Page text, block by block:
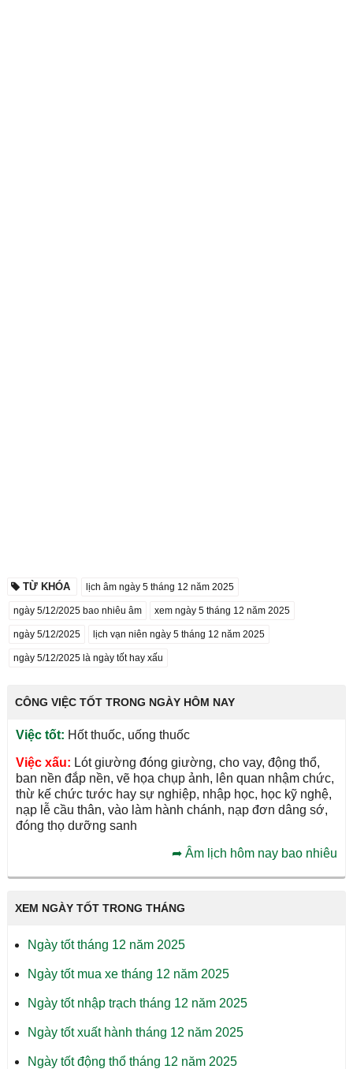
TỪ KHÓA lịch âm ngày 5 tháng 12 năm 2025
ngày 5/12/2025 bao nhiêu âm xem ngày 5 tháng 12 năm 2025
ngày 5/12/2025 lịch vạn niên ngày 5 tháng 12 năm 2025
ngày 5/12/2025 là ngày tốt hay xấu
CÔNG VIỆC TỐT TRONG NGÀY HÔM NAY
Việc tốt: Hốt thuốc, uống thuốc
Việc xấu: Lót giường đóng giường, cho vay, động thổ,
ban nền đắp nền, vẽ họa chụp ảnh, lên quan nhậm chức,
thừ kế chức tước hay sự nghiệp, nhập học, học kỹ nghệ,
nạp lễ cầu thân, vào làm hành chánh, nạp đơn dâng sớ,
đóng thọ dưỡng sanh
➦Âm lịch hôm nay bao nhiêu
XEM NGÀY TỐT TRONG THÁNG
Ngày tốt tháng 12 năm 2025
Ngày tốt mua xe tháng 12 năm 2025
Ngày tốt nhập trạch tháng 12 năm 2025
Ngày tốt xuất hành tháng 12 năm 2025
Ngày tốt động thổ tháng 12 năm 2025